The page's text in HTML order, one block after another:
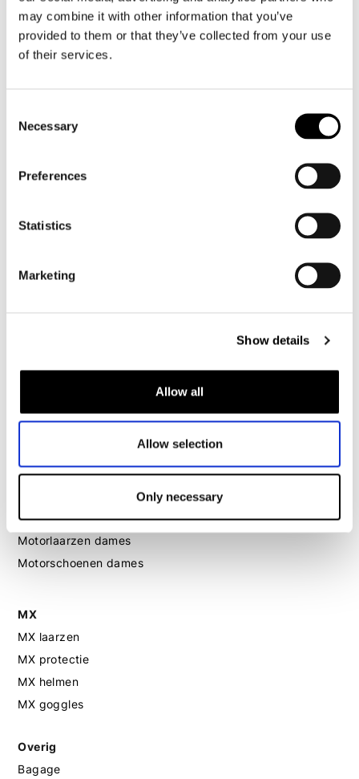
may combine it with other information that you’ve
provided to them or that they’ve collected from your use
of their services.
Selection
Necessary
Preferences
Statistics
Marketing
Show details
Allow all
Allow selection
Only necessary
Motorbroek heren
Motorpak heren
Motorjeans heren
Motorhelm heren
Motorschoenen heren
Dames
Motorpak dames
Motor leggings dames
Motorhandschoenen dames
Motorlaarzen dames
Motorschoenen dames
MX
MX laarzen
MX protectie
MX helmen
MX goggles
Overig
Bagage